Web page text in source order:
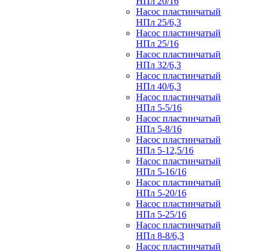
Насос пластинчатый
НПл 25/6,3
Насос пластинчатый
НПл 25/16
Насос пластинчатый
НПл 32/6,3
Насос пластинчатый
НПл 40/6,3
Насос пластинчатый
НПл 5-5/16
Насос пластинчатый
НПл 5-8/16
Насос пластинчатый
НПл 5-12,5/16
Насос пластинчатый
НПл 5-16/16
Насос пластинчатый
НПл 5-20/16
Насос пластинчатый
НПл 5-25/16
Насос пластинчатый
НПл 8-8/6,3
Насос пластинчатый